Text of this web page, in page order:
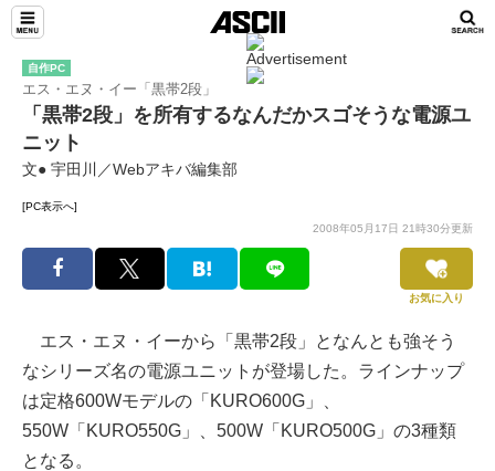
自作PC
エス・エヌ・イー「黒帯2段」
「黒帯2段」を所有するなんだかスゴそうな電源ユ
ニット
文● 宇田川／Webアキバ編集部
[PC表示へ]
2008年05月17日 21時30分更新
お気に入り
エス・エヌ・イーから「黒帯2段」となんとも強そう
なシリーズ名の電源ユニットが登場した。ラインナップ
は定格600Wモデルの「KURO600G」、
550W「KURO550G」、500W「KURO500G」の3種類
となる。